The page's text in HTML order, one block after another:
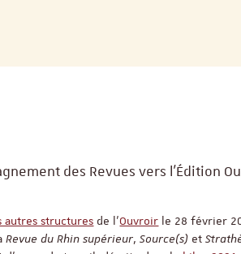
des Revues vers l’Édition
autres structures de l’Ouvroir le 28 février
Revue du Rhin supérieur,Source(s) et